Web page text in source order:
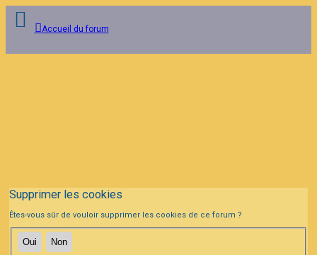
Accueil du forum
Supprimer les cookies
Êtes-vous sûr de vouloir supprimer les cookies de ce forum ?